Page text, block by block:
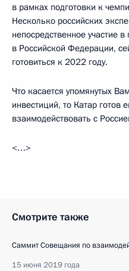
в рамках подготовки к
Несколько российских
непосредственное участие
в Российской Федерации,
готовиться к 2022 году.
Что касается упомянутых
инвестиций, то Катар готов
взаимодействовать с
<…>
Смотрите также
Саммит Совещания по
15 июня 2019 года